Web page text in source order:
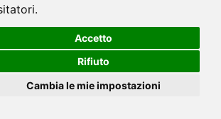
Accetto
Rifiuto
Cambia le mie impostazioni